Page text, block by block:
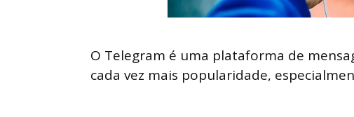
O Telegram é uma plataforma de
cada vez mais popularidade,